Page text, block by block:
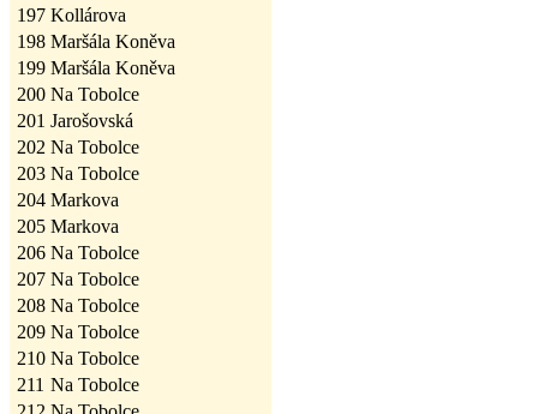
197 Kollárova
198 Maršála Koněva
199 Maršála Koněva
200 Na Tobolce
201 Jarošovská
202 Na Tobolce
203 Na Tobolce
204 Markova
205 Markova
206 Na Tobolce
207 Na Tobolce
208 Na Tobolce
209 Na Tobolce
210 Na Tobolce
211 Na Tobolce